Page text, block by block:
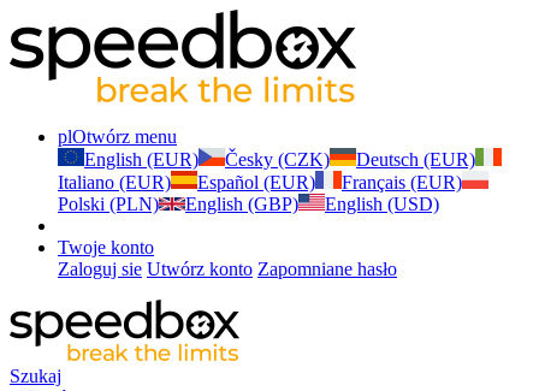
plOtwórz menu
English (EUR)
Česky (CZK)
Deutsch (EUR)
Italiano (EUR)
Español (EUR)
Français (EUR)
Polski (PLN)
English (GBP) English (USD)
Twoje konto
Zaloguj sie Utwórz konto Zapomniane hasło
Szukaj